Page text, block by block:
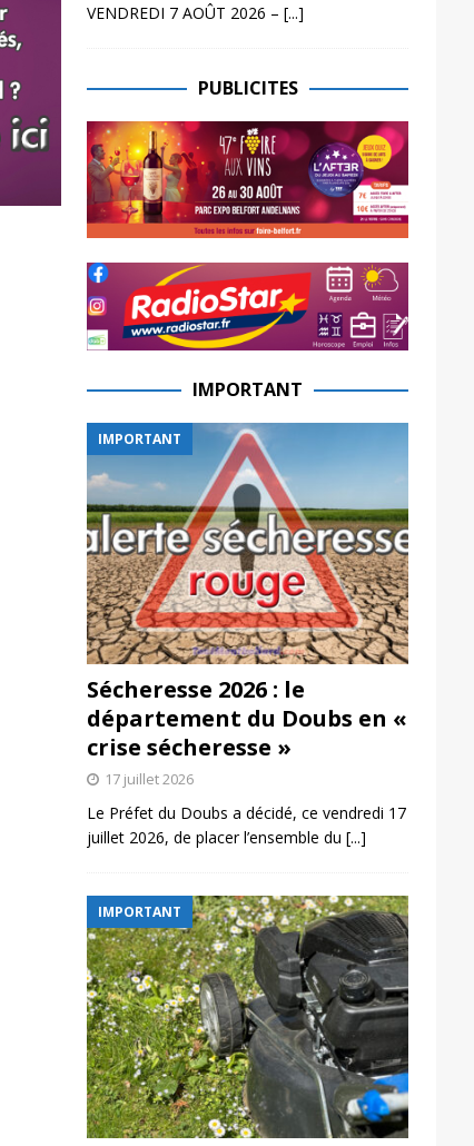
VENDREDI 7 AOÛT 2026 – [...]
PUBLICITES
IMPORTANT
IMPORTANT
Sécheresse 2026 : le
département du Doubs en «
crise sécheresse »
17 juillet 2026
Le Préfet du Doubs a décidé, ce vendredi 17
juillet 2026, de placer l’ensemble du [...]
IMPORTANT